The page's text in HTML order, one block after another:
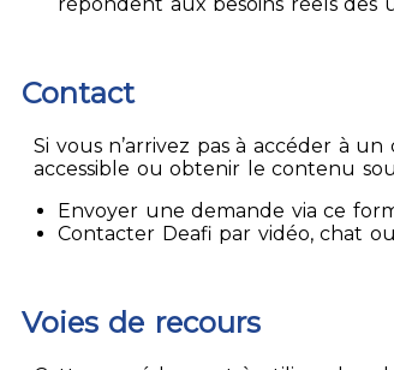
répondent aux besoins réels des
Contact
Si vous n’arrivez pas à accéder à
accessible ou obtenir le contenu
Envoyer une demande via ce
Contacter Deafi par vidéo, chat
Voies de recours